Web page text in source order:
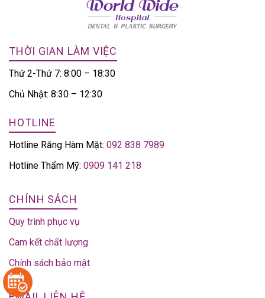
THỜI GIAN LÀM VIỆC
Thứ 2-Thứ 7: 8:00 – 18:30
Chủ Nhật: 8:30 – 12:30
HOTLINE
Hotline Răng Hàm Mặt: 092 838 7989
Hotline Thẩm Mỹ: 0909 141 218
CHÍNH SÁCH
Quy trình phục vụ
Cam kết chất lượng
Chính sách bảo mật